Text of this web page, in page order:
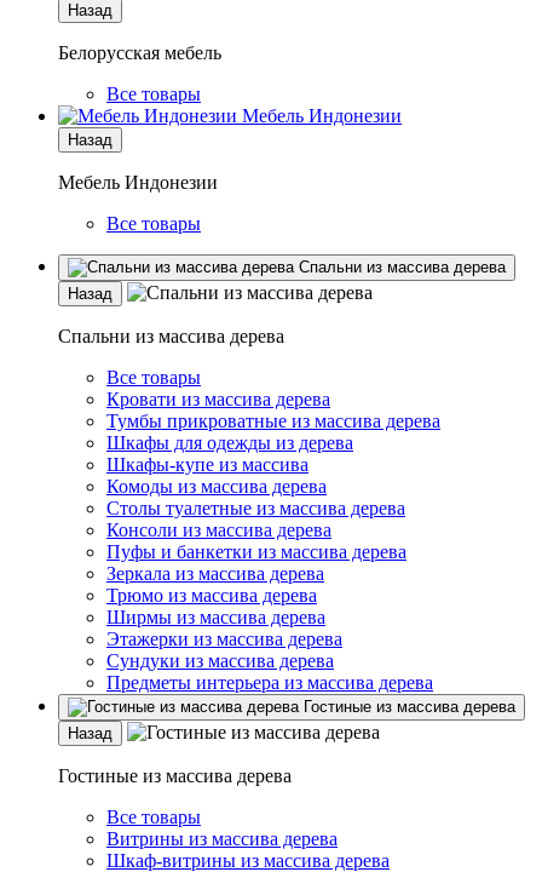
Назад
Белорусская мебель
Все товары
Мебель Индонезии
Назад
Мебель Индонезии
Все товары
Спальни из массива дерева
Назад
Спальни из массива дерева
Все товары
Кровати из массива дерева
Тумбы прикроватные из массива дерева
Шкафы для одежды из дерева
Шкафы-купе из массива
Комоды из массива дерева
Столы туалетные из массива дерева
Консоли из массива дерева
Пуфы и банкетки из массива дерева
Зеркала из массива дерева
Трюмо из массива дерева
Ширмы из массива дерева
Этажерки из массива дерева
Сундуки из массива дерева
Предметы интерьера из массива дерева
Гостиные из массива дерева
Назад
Гостиные из массива дерева
Все товары
Витрины из массива дерева
Шкаф-витрины из массива дерева